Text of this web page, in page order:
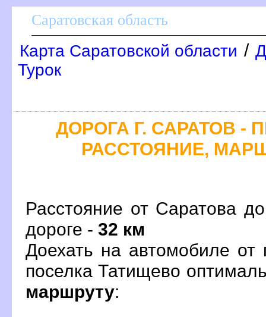
Саратовская область
Карта Саратовской области /
Турок
ДОРОГА Г. САРАТОВ -
РАССТОЯНИЕ,
Расстояние от Саратова
дороге - 32 км
Доехать на автомобиле от
поселка Татищево
маршруту: